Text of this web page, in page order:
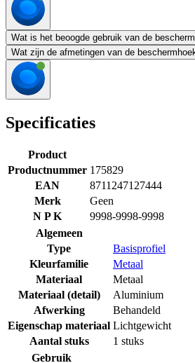
Wat is het beoogde gebruik van de
Wat zijn de afmetingen van de
Specificaties
Product
Productnummer 175829
EAN
8711247127444
Merk
Geen
N P K
9998-9998-9998
Algemeen
Type
Basisprofiel
Kleurfamilie
Metaal
Materiaal
Metaal
Materiaal (detail)
Aluminium
Afwerking
Behandeld
Eigenschap materiaal Lichtgewicht
Aantal stuks
1 stuks
Gebruik